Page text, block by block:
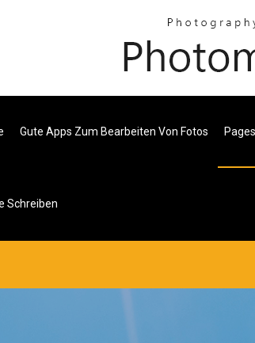
Gute Apps Zum Bearbeiten Von Fotos Pages
Schreiben